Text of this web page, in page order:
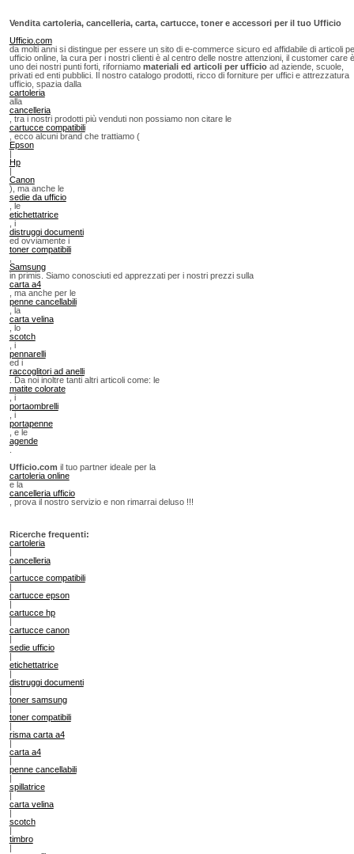
Vendita cartoleria, cancelleria, carta, cartucce, toner e accessori per il tuo Ufficio
Ufficio.com
da molti anni si distingue per essere un sito di e-commerce sicuro ed affidabile di articoli
ufficio online, la cura per i nostri clienti è al centro delle nostre attenzioni, il customer care è
uno dei nostri punti forti, riforniamo materiali ed articoli per ufficioad aziende, scuole,
privati ed enti pubblici. Il nostro catalogo prodotti, ricco di forniture per uffici e attrezzatura
ufficio, spazia dalla
cartoleria
alla
cancelleria
, tra i nostri prodotti più venduti non possiamo non citare le
cartucce compatibili
, ecco alcuni brand che trattiamo (
Epson
|
Hp
|
Canon
), ma anche le
sedie da ufficio
, le
etichettatrice
, i
distruggi documenti
ed ovviamente i
toner compatibili
Samsung
in primis. Siamo conosciuti ed apprezzati per i nostri prezzi sulla
carta a4
, ma anche per le
penne cancellabili
, la
carta velina
, lo
scotch
, i
pennarelli
ed i
raccoglitori ad anelli
. Da noi inoltre tanti altri articoli come: le
matite colorate
, i
portaombrelli
, i
portapenne
, e le
agende
Ufficio.com il tuo partner ideale per la
cartoleria online
e la
cancelleria ufficio
, prova il nostro servizio e non rimarrai deluso !!!
Ricerche frequenti:
cartoleria
|
cancelleria
|
cartucce compatibili
|
cartucce epson
|
cartucce hp
|
cartucce canon
|
sedie ufficio
|
etichettatrice
|
distruggi documenti
|
toner samsung
|
toner compatibili
|
risma carta a4
|
carta a4
|
penne cancellabili
|
spillatrice
|
carta velina
|
scotch
|
timbro
|